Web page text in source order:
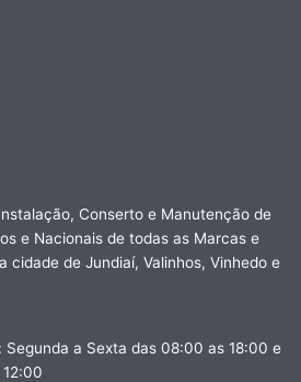
Conserto e Manutenção de
e Nacionais de todas as Marcas e
cidade de Jundiaí, Valinhos, Vinhedo e
Segunda a Sexta das 08:00 as 18:00 e